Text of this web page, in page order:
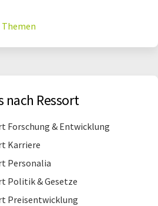
Themen
nach Ressort
Forschung & Entwicklung
Karriere
Personalia
Politik & Gesetze
Preisentwicklung